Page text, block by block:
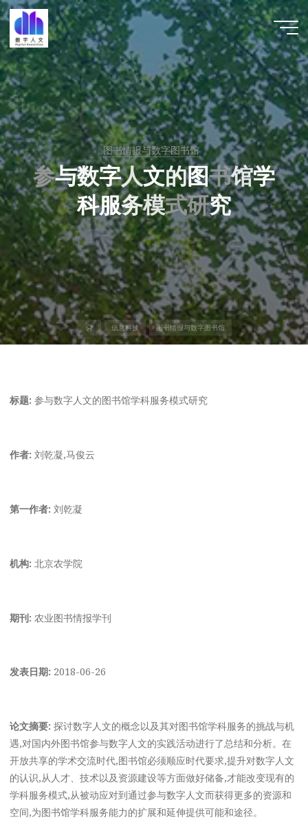
跳
至
内
容
数字人
文 |
DHCN
图书情报与数字图书馆
参与数字人文的图书馆学
科服务模式研究
首
页
信息科技 图书情报与数字图书馆
标题: 参与数字人文的图书馆学科服务模式研究
作者: 刘乾凝,马俊云
第一作者: 刘乾凝
机构: 北京农学院
期刊: 农业图书情报学刊
发表日期: 2018-06-26
论文摘要: 探讨数字人文的概念以及其对图书馆学科服务的挑战与机
遇,对国内外图书馆参与数字人文的实践活动进行了总结和分析。在
开放共享的学术交流时代,图书馆必须顺应时代要求,提升对数字人文
的认识,从人才、技术以及资源建设等方面做好储备,才能改变现有的
学科服务模式,从被动应对到通过参与数字人文而获得更多的资源和
空间,为图书馆学科服务能力的扩展和延伸提供可能和途径。